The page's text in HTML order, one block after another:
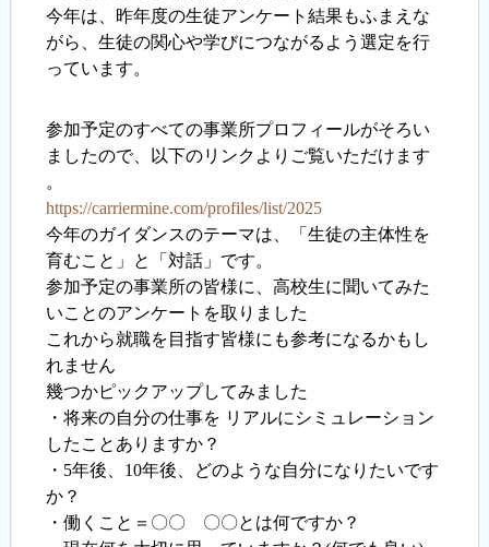
今年は、昨年度の生徒アンケート結果もふまえな
がら、生徒の関心や学びにつながるよう選定を行
っています。
参加予定のすべての事業所プロフィールがそろい
ましたので、以下のリンクよりご覧いただけます
。
https://carriermine.com/profiles/list/2025
今年のガイダンスのテーマは、「生徒の主体性を
育むこと」と「対話」です。
参加予定の事業所の皆様に、高校生に聞いてみた
いことのアンケートを取りました
これから就職を目指す皆様にも参考になるかもし
れません
幾つかピックアップしてみました
・将来の自分の仕事を リアルにシミュレーション
したことありますか？
・5年後、10年後、どのような自分になりたいです
か？
・働くこと＝〇〇 〇〇とは何ですか？